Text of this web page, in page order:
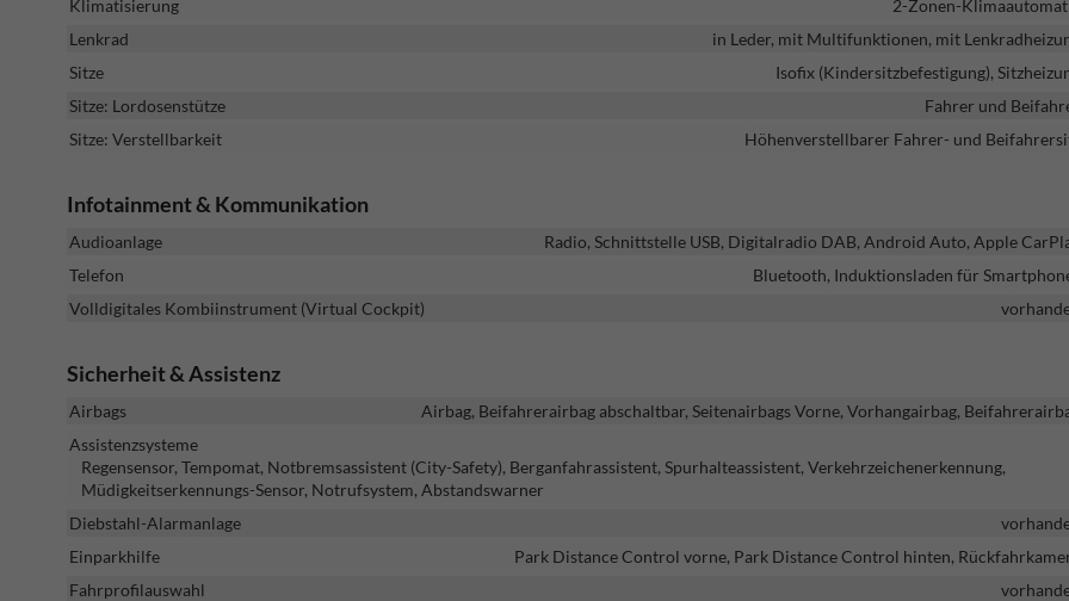
Klimatisierung
2-Zonen-
Lenkrad
in Leder, mit Multifunktionen, mit
Sitze
Isofix (Kindersitzbefestigung),
Sitze: Lordosenstütze
Fahrer und
Sitze: Verstellbarkeit
Höhenverstellbarer Fahrer- und
Infotainment & Kommunikation
Audioanlage
Radio, Schnittstelle USB, Digitalradio DAB, Android Auto, Apple
Telefon
Bluetooth, Induktionsladen für
Volldigitales Kombiinstrument (Virtual Cockpit)
Sicherheit & Assistenz
Airbags
Airbag, Beifahrerairbag abschaltbar, Seitenairbags Vorne, Vorhangairbag,
Assistenzsysteme
Regensensor, Tempomat, Notbremsassistent (City-Safety), Berganfahrassistent, Spurhalteassistent, Verkehrzeichenerkennung,
Müdigkeitserkennungs-Sensor, Notrufsystem, Abstandswarner
Diebstahl-Alarmanlage
Einparkhilfe
Park Distance Control vorne, Park Distance Control hinten,
Fahrprofilauswahl